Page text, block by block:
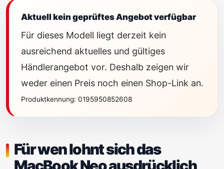
Aktuell kein geprüftes Angebot verfügbar
Für dieses Modell liegt derzeit kein
ausreichend aktuelles und gültiges
Händlerangebot vor. Deshalb zeigen wir
weder einen Preis noch einen Shop-Link an.
Produktkennung: 0195950852608
Für wen lohnt sich das